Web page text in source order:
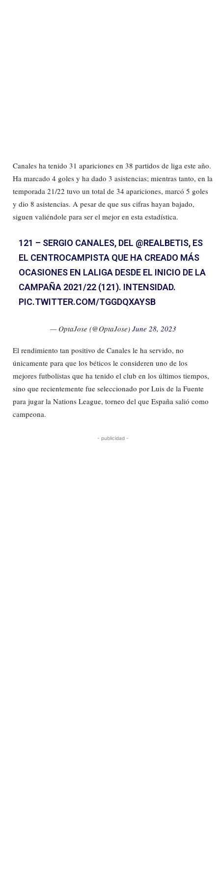
Canales ha tenido 31 apariciones en 38 partidos de liga este año.
Ha marcado 4 goles y ha dado 3 asistencias; mientras tanto, en la
temporada 21/22 tuvo un total de 34 apariciones, marcó 5 goles
y dio 8 asistencias. A pesar de que sus cifras hayan bajado,
siguen valiéndole para ser el mejor en esta estadística.
121 – SERGIO CANALES, DEL @REALBETIS, ES
EL CENTROCAMPISTA QUE HA CREADO MÁS
OCASIONES EN LALIGA DESDE EL INICIO DE LA
CAMPAÑA 2021/22 (121). INTENSIDAD.
PIC.TWITTER.COM/TGGDQXAYSB
— OptaJose (@OptaJose) June 28, 2023
El rendimiento tan positivo de Canales le ha servido, no
únicamente para que los béticos le consideren uno de los
mejores futbolistas que ha tenido el club en los últimos tiempos,
sino que recientemente fue seleccionado por Luis de la Fuente
para jugar la Nations League, torneo del que España salió como
campeona.
- publicidad -